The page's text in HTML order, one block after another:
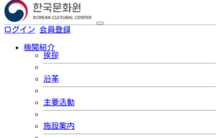
ログイン 会員登録
機関紹介
挨拶
沿革
主要活動
施設案内